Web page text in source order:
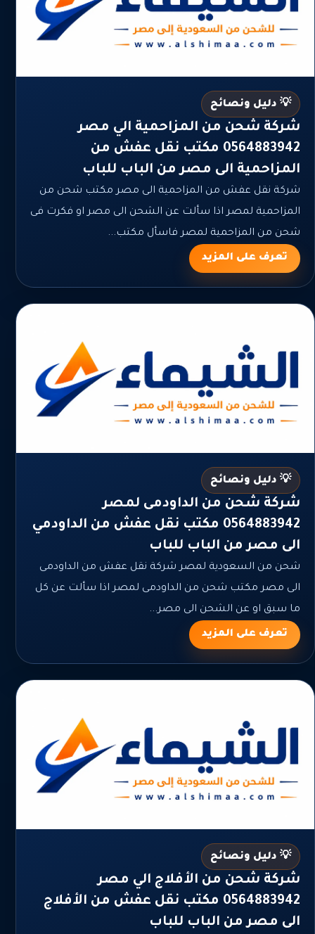
💡 دليل ونصائح
شركة شحن من المزاحمية الي مصر
0564883942 مكتب نقل عفش من
المزاحمية الى مصر من الباب للباب
شركة نقل عفش من المزاحمية الى مصر مكتب شحن من
المزاحمية لمصر اذا سألت عن الشحن الى مصر او فكرت فى
شحن من المزاحمية لمصر فاسأل مكتب...
تعرف على المزيد
💡 دليل ونصائح
شركة شحن من الداودمى لمصر
0564883942 مكتب نقل عفش من الداودمي
الى مصر من الباب للباب
شحن من السعودية لمصر شركة نقل عفش من الداودمى
الى مصر مكتب شحن من الداودمى لمصر اذا سألت عن كل
ما سبق او عن الشحن الى مصر...
تعرف على المزيد
💡 دليل ونصائح
شركة شحن من الأفلاج الي مصر
0564883942 مكتب نقل عفش من الأفلاج
الى مصر من الباب للباب